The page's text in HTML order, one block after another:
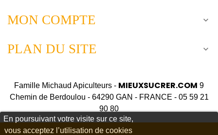
En poursuivant votre visite sur ce site,
vous acceptez l’utilisation de cookies
MON COMPTE 
PLAN DU SITE 
Famille Michaud Apiculteurs - MIEUXSUCRER.COM 9
Chemin de Berdoulou - 64290 GAN - FRANCE - 05 59 21
90 80